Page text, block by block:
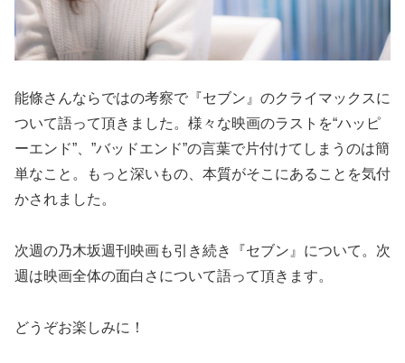
能條さんならではの考察で『セブン』のクライマックスに
ついて語って頂きました。様々な映画のラストを“ハッピ
ーエンド”、”バッドエンド”の言葉で片付けてしまうのは簡
単なこと。もっと深いもの、本質がそこにあることを気付
かされました。
次週の乃木坂週刊映画も引き続き『セブン』について。次
週は映画全体の面白さについて語って頂きます。
どうぞお楽しみに！